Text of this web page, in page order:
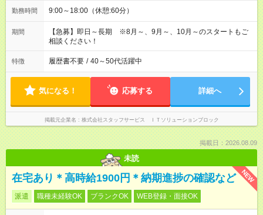
勤務時間 9:00～18:00（休憩:60分）
期間
【急募】即日～長期 ※8月～、9月～、10月～のスタートもご
相談ください！
特徴 履歴書不要 / 40～50代活躍中
気になる！ 応募する 詳細へ
掲載元企業名 株式会社スタッフサービス ＩＴソリューションブロック
掲載日：2026.08.09
未読
NEW
在宅あり＊高時給1900円＊納期進捗の確認など
派遣 職種未経験OK ブランクOK WEB登録・面接OK